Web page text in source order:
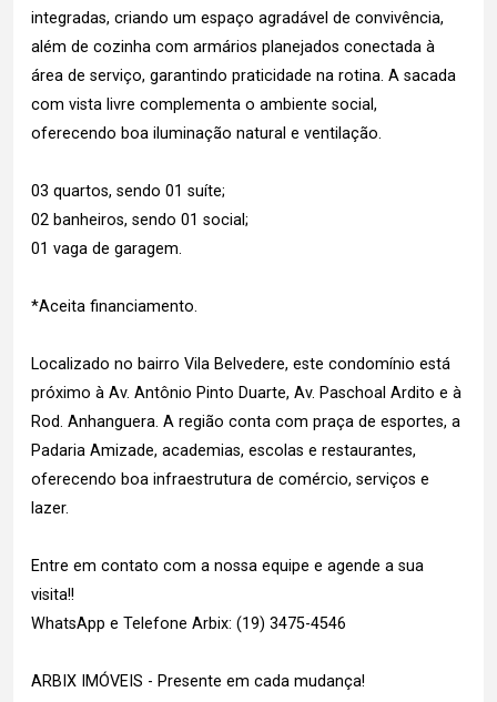
integradas, criando um espaço agradável de convivência,
além de cozinha com armários planejados conectada à
área de serviço, garantindo praticidade na rotina. A sacada
com vista livre complementa o ambiente social,
oferecendo boa iluminação natural e ventilação.
03 quartos, sendo 01 suíte;
02 banheiros, sendo 01 social;
01 vaga de garagem.
*Aceita financiamento.
Localizado no bairro Vila Belvedere, este condomínio está
próximo à Av. Antônio Pinto Duarte, Av. Paschoal Ardito e à
Rod. Anhanguera. A região conta com praça de esportes, a
Padaria Amizade, academias, escolas e restaurantes,
oferecendo boa infraestrutura de comércio, serviços e
lazer.
Entre em contato com a nossa equipe e agende a sua
visita!!
WhatsApp e Telefone Arbix: (19) 3475-4546
ARBIX IMÓVEIS - Presente em cada mudança!